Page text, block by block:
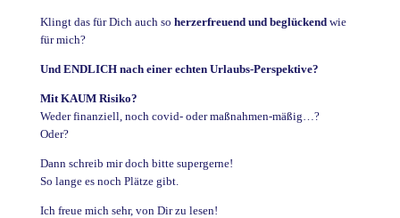
Klingt das für Dich auch so herzerfreuend und beglückendwie
für mich?
Und ENDLICH nach einer echten Urlaubs-Perspektive?
Mit KAUM Risiko?
Weder finanziell, noch covid- oder maßnahmen-mäßig…?
Oder?
Dann schreib mir doch bitte supergerne!
So lange es noch Plätze gibt.
Ich freue mich sehr, von Dir zu lesen!